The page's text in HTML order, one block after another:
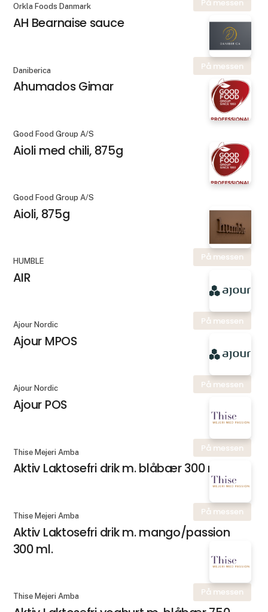
På messen
Orkla Foods Danmark
AH Bearnaise sauce
På messen
Daniberica
Ahumados Gimar
Good Food Group A/S
Aioli med chili, 875g
Good Food Group A/S
Aioli, 875g
På messen
HUMBLE
AIR
På messen
Ajour Nordic
Ajour MPOS
På messen
Ajour Nordic
Ajour POS
På messen
Thise Mejeri Amba
Aktiv Laktosefri drik m. blåbær 300 ml.
På messen
Thise Mejeri Amba
Aktiv Laktosefri drik m. mango/passion
300 ml.
På messen
Thise Mejeri Amba